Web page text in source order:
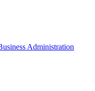
Administration